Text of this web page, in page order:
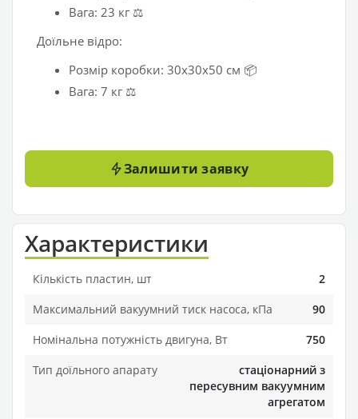
Вага: 23 кг ⚖️
Доїльне відро:
Розмір коробки: 30х30х50 см 📦
Вага: 7 кг ⚖️
Залишити заявку
Характеристики
Кількість пластин, шт
2
Максимальний вакуумний тиск насоса, кПа
90
Номінальна потужність двигуна, Вт
750
Тип доїльного апарату
стаціонарний з
пересувним вакуумним
агрегатом